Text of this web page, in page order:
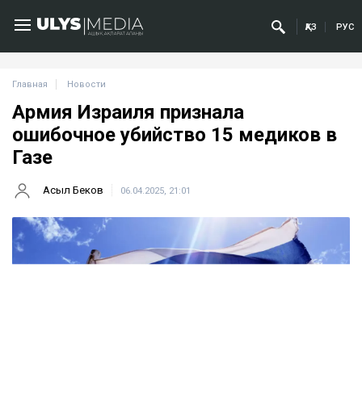
ҚАЗ РУС
Главная Новости
Армия Израиля признала
ошибочное убийство 15 медиков в
Газе
Асыл Беков 06.04.2025, 21:01